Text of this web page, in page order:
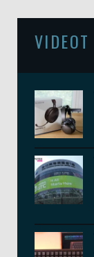
VIDEOT